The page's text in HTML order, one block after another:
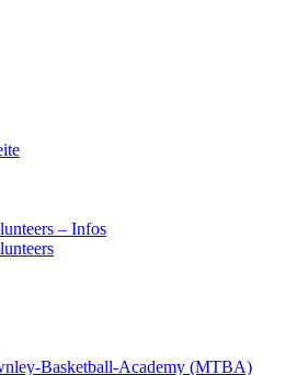
– Infos
Basketball-Academy (MTBA)